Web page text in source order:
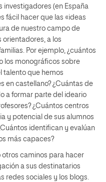
investigadores (en España
fácil hacer que las «ideas
de nuestro campo de
orientadores, a los
Por ejemplo, ¿cuántos
los monográficos sobre
talento que hemos
en castellano? ¿Cuántas de
a formar parte del ideario
¿Cuántos centros
y potencial de sus alumnos
identifican y evalúan
más capaces?
otros caminos para hacer
a sus destinatarios
redes sociales y los blogs.